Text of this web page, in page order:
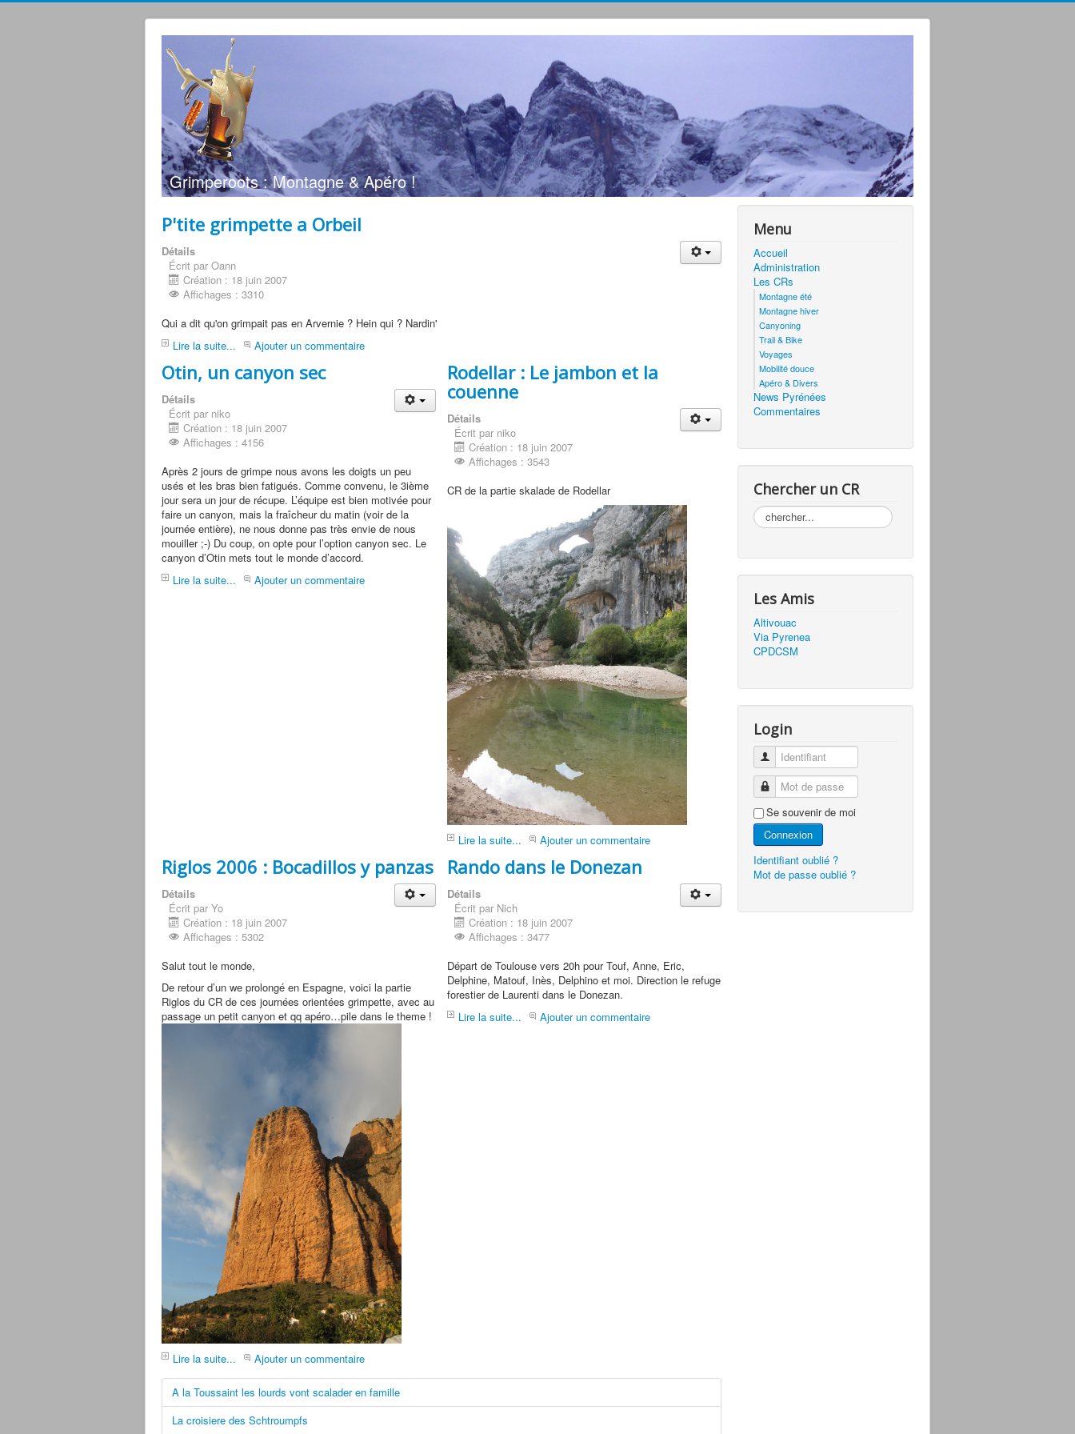
Grimperoots : Montagne & Apéro !
P'tite grimpette a Orbeil
Détails
Écrit par Oann
Création : 18 juin 2007
Affichages : 3310
Qui a dit qu'on grimpait pas en Arvernie ? Hein qui ? Nardin'
Lire la suite...
Ajouter un commentaire
Otin, un canyon sec
Détails
Écrit par niko
Création : 18 juin 2007
Affichages : 4156
Après 2 jours de grimpe nous avons les doigts un peu
usés et les bras bien fatigués. Comme convenu, le 3ième
jour sera un jour de récupe. L’équipe est bien motivée pour
faire un canyon, mais la fraîcheur du matin (voir de la
journée entière), ne nous donne pas très envie de nous
mouiller ;-) Du coup, on opte pour l’option canyon sec. Le
canyon d’Otin mets tout le monde d’accord.
Lire la suite...
Ajouter un commentaire
Rodellar : Le jambon et la
couenne
Détails
Écrit par niko
Création : 18 juin 2007
Affichages : 3543
CR de la partie skalade de Rodellar
Lire la suite... Ajouter un commentaire
Riglos 2006 : Bocadillos y panzas
Détails
Écrit par Yo
Création : 18 juin 2007
Affichages : 5302
Salut tout le monde,
De retour d’un we prolongé en Espagne, voici la partie
Riglos du CR de ces journées orientées grimpette, avec au
passage un petit canyon et qq apéro…pile dans le theme !
Lire la suite... Ajouter un commentaire
Rando dans le Donezan
Détails
Écrit par Nich
Création : 18 juin 2007
Affichages : 3477
Départ de Toulouse vers 20h pour Touf, Anne, Eric,
Delphine, Matouf, Inès, Delphino et moi. Direction le refuge
forestier de Laurenti dans le Donezan.
Lire la suite...
Ajouter un commentaire
A la Toussaint les lourds vont scalader en famille
La croisiere des Schtroumpfs
Menu
Accueil
Administration
Les CRs
Montagne été
Montagne hiver
Canyoning
Trail & Bike
Voyages
Mobilité douce
Apéro & Divers
News Pyrénées
Commentaires
Chercher un CR
Rechercher
Les Amis
Altivouac
Via Pyrenea
CPDCSM
Login
Identifiant
Mot de passe
Se souvenir de moi
Connexion
Identifiant oublié ?
Mot de passe oublié ?